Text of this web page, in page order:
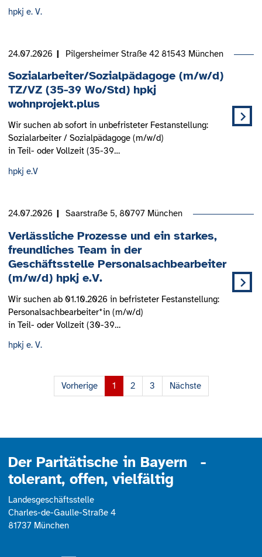
hpkj e. V.
Sozialarbeiter/Sozialpädagoge (m/w/d)
TZ/VZ (35-39 Wo/Std) hpkj
wohnprojekt.plus
Wir suchen ab sofort in unbefristeter Festanstellung:
Sozialarbeiter / Sozialpädagoge (m/w/d)
in Teil- oder Vollzeit (35-39…
hpkj e.V
24.07.2026 Pilgersheimer Straße 42 81543 München
Verlässliche Prozesse und ein starkes,
freundliches Team in der
Geschäftsstelle Personalsachbearbeiter
(m/w/d) hpkj e.V.
Wir suchen ab 01.10.2026 in befristeter Festanstellung:
Personalsachbearbeiter*in (m/w/d)
in Teil- oder Vollzeit (30-39…
hpkj e. V.
24.07.2026 Saarstraße 5, 80797 München
VorherigeSeite
11.Seite
22.Seite
33.SeiteNächsteSeite
Der Paritätische in Bayern -
tolerant, offen, vielfältig
Landesgeschäftsstelle
Charles-de-Gaulle-Straße 4
81737 München